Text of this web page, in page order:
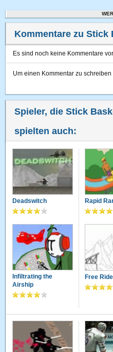
Kommentare zu Stick
Es sind noch keine Kommentare
Um einen Kommentar zu schreiben
Spieler, die Stick
spielten auch:
Deadswitch Rapid
Infiltrating the
Airship
Free